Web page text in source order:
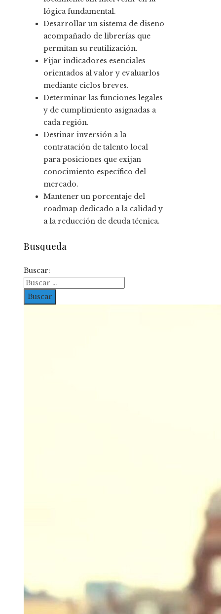
lógica fundamental.
Desarrollar un sistema de diseño
acompañado de librerías que
permitan su reutilización.
Fijar indicadores esenciales
orientados al valor y evaluarlos
mediante ciclos breves.
Determinar las funciones legales
y de cumplimiento asignadas a
cada región.
Destinar inversión a la
contratación de talento local
para posiciones que exijan
conocimiento específico del
mercado.
Mantener un porcentaje del
roadmap dedicado a la calidad y
a la reducción de deuda técnica.
Busqueda
Buscar: